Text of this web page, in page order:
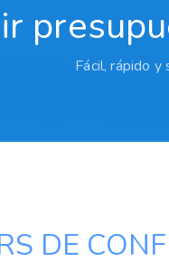
Fácil, rápido y
DE